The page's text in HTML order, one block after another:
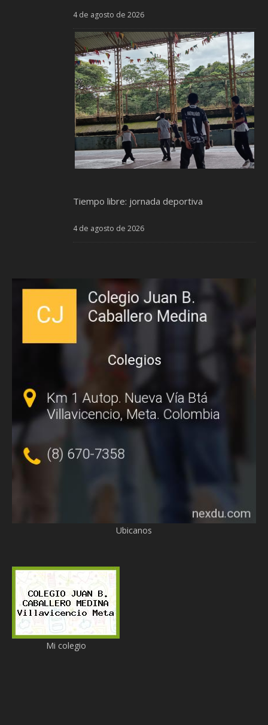
4 de agosto de 2026
Tiempo libre: jornada deportiva
4 de agosto de 2026
Ubicanos
Mi colegio